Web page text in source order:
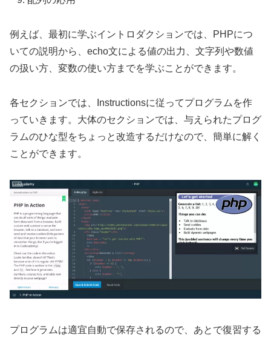
例えば、最初に学ぶイントロダクションでは、PHPにつ
いての説明から、echo文による値の出力、文字列や数値
の扱い方、変数の使い方までを学ぶことができます。
各セクションでは、Instructionsに従ってプログラムを作
っていきます。大体のセクションでは、与えられたプログ
ラムのひな型をちょっと改造するだけなので、簡単に解く
ことができます。
プログラムは適宜自動で保存されるので、あとで復習する